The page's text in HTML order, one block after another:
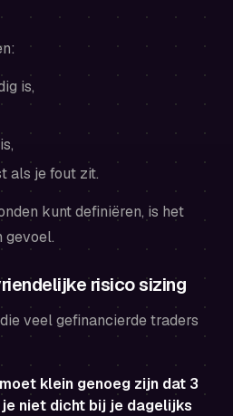
is,
als je fout zit.
kunt definiëren, is het
gevoel.
risico sizing
veel gefinancierde traders
klein genoeg zijn dat 3
niet dicht bij je dagelijks